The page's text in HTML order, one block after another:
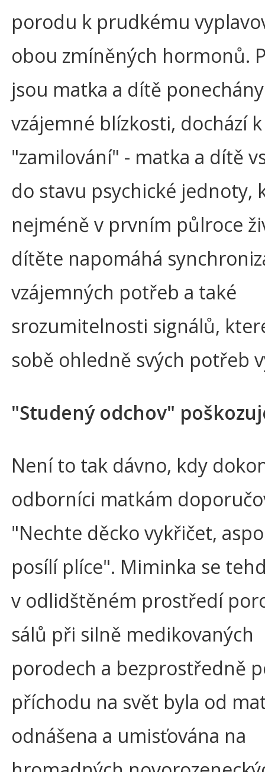
porodu k prudkému
obou zmíněných hormonů.
jsou matka a dítě
vzájemné blízkosti, dochází k
"zamilování" - matka a dítě
do stavu psychické jednoty,
nejméně v prvním půlroce
dítěte napomáhá
vzájemných potřeb a také
srozumitelnosti signálů,
sobě ohledně svých potřeb
"Studený odchov"
Není to tak dávno, kdy
odborníci matkám
"Nechte děcko vykřičet,
posílí plíce". Miminka se
v odlidštěném prostředí
sálů při silně medikovaných
porodech a bezprostředně
příchodu na svět byla od
odnášena a umisťována na